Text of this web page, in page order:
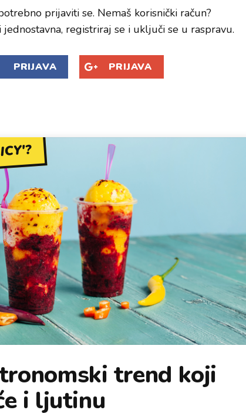
prijaviti se. Nemaš korisnički račun?
jednostavna, registriraj se i uključi se u raspravu.
PRIJAVA PRIJAVA
trend koji
i ljutinu